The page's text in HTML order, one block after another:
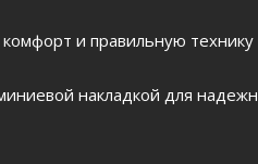
и правильную
накладкой для